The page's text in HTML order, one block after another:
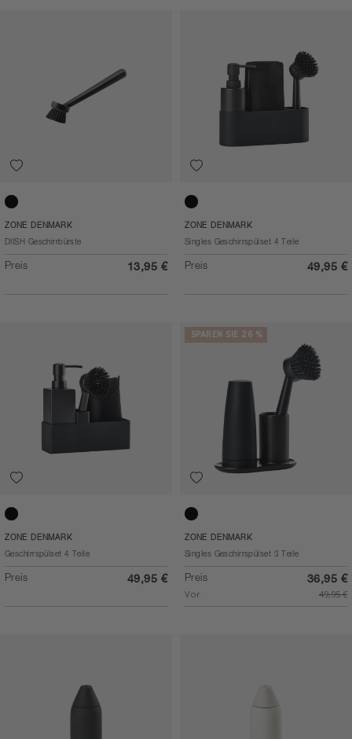
Black
ZONE DENMARK
DIISH Geschirrbürste
Preis 13,95 €
Black
ZONE DENMARK
Singles Geschirrspülset 4 Teile
Preis 49,95 €
Black
ZONE DENMARK
Geschirrspülset 4 Teile
Preis 49,95 €
SPAREN SIE 26 %
Black
ZONE DENMARK
Singles Geschirrspülset 3 Teile
Preis 36,95 €
Vor 49,95 €